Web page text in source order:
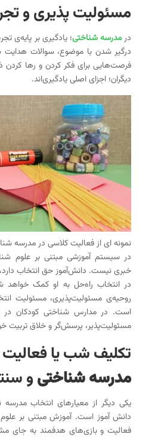
مسئولیت پذیری و
درمدرسه شناختی؛ یادگیری بر پایه‌ی
درگیر شدن با موضوع، سوالات
فرصت‌هایی برای فکر کردن و رها کردن
دیگران؛ اجزای اصلی یادگیری‌اند.
نمونه ای از فعالیت کلاسی در مدرسه
در سیستم آموزشی مبتنی بر علوم
خبری نیست. دانش‌آموز حق انتخاب
در انتخاب راه‌حل به او کمک خواهد
روحیه‌ی مسئولیت‌پذیری، مسئولیت
است. در مدارس شناختی کودکان در
مسئولیت‌پذیر، پرسش‌گر و خلاق تربیت
تکلیف شب یا
مدرسه شناختیو
یکی دیگر از معیارهای انتخاب
دانش آموز است. آموزش مبتنی بر
فعالیت و بازی‌های هدفمند به جای